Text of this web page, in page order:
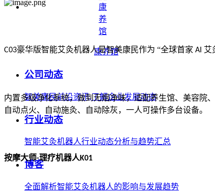
康养馆
公司动态
智美康民前沿资讯,了解企业发展动态
行业动态
智能艾灸机器人行业动态分析与趋势汇总
博客
全面解析智能艾灸机器人的影响与发展趋势
C03豪华版智能艾灸机器人是智美康民作为 “全球首家 AI 艾
内置多级净化系统，做到无烟净味，适配养生馆、美容院
自动点火、自动施灸、自动除灰，一人可操作多台设备。
按摩大师-理疗机器人K01